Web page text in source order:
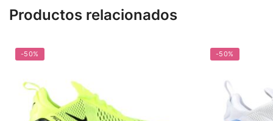
Productos relacionados
-50% -50%